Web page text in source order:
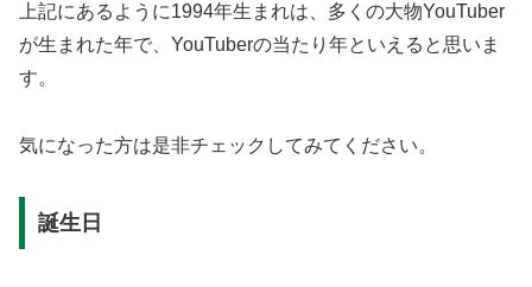
上記にあるように1994年生まれは、多くの大物YouTuber
が生まれた年で、YouTuberの当たり年といえると思いま
す。
気になった方は是非チェックしてみてください。
誕生日